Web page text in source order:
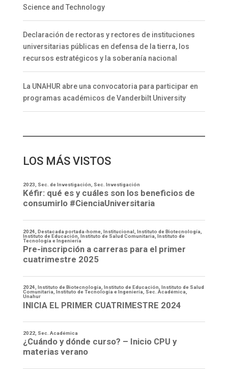
Science and Technology
Declaración de rectoras y rectores de instituciones
universitarias públicas en defensa de la tierra, los
recursos estratégicos y la soberanía nacional
La UNAHUR abre una convocatoria para participar en
programas académicos de Vanderbilt University
LOS MÁS VISTOS